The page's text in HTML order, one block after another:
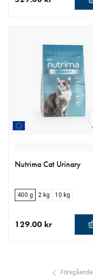
Nutrima Cat Urinary
400 g 2 kg 10 kg
129.00 kr
Föregående